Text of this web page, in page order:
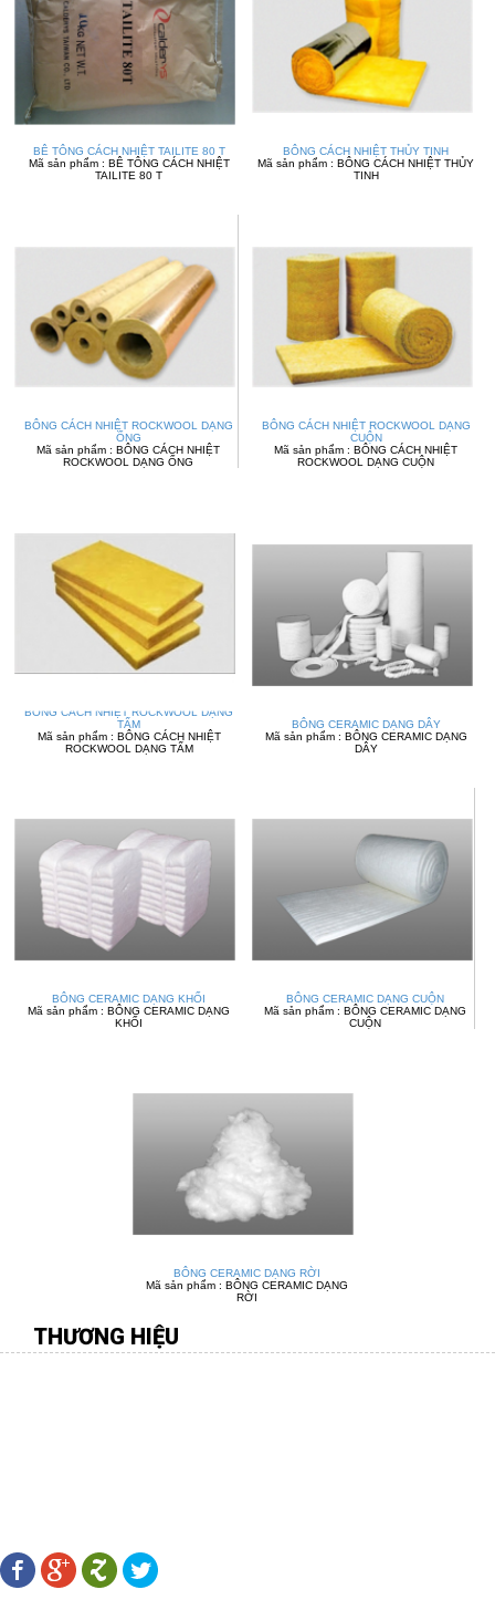
BÊ TÔNG CÁCH NHIỆT TAILITE 80 T
Mã sản phẩm : BÊ TÔNG CÁCH NHIỆT
TAILITE 80 T
BÔNG CÁCH NHIỆT THỦY TINH
Mã sản phẩm : BÔNG CÁCH NHIỆT THỦY
TINH
BÔNG CÁCH NHIỆT ROCKWOOL DẠNG
ỐNG
Mã sản phẩm : BÔNG CÁCH NHIỆT
ROCKWOOL DẠNG ỐNG
BÔNG CÁCH NHIỆT ROCKWOOL DẠNG
CUỘN
Mã sản phẩm : BÔNG CÁCH NHIỆT
ROCKWOOL DẠNG CUỘN
BÔNG CÁCH NHIỆT ROCKWOOL DẠNG
TẤM
Mã sản phẩm : BÔNG CÁCH NHIỆT
ROCKWOOL DẠNG TẤM
BÔNG CERAMIC DẠNG DÂY
Mã sản phẩm : BÔNG CERAMIC DẠNG
DÂY
BÔNG CERAMIC DẠNG KHỐI
Mã sản phẩm : BÔNG CERAMIC DẠNG
KHỐI
BÔNG CERAMIC DẠNG CUỘN
Mã sản phẩm : BÔNG CERAMIC DẠNG
CUỘN
BÔNG CERAMIC DẠNG RỜI
Mã sản phẩm : BÔNG CERAMIC DẠNG
RỜI
THƯƠNG HIỆU